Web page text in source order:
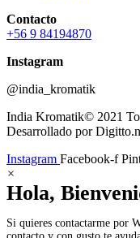
Contacto
+56 9 84194870
Instagram
@india_kromatik
India Kromatik© 2021
Desarrollado por
Instagram Facebook-f
×
Hola,
Si quieres contactarme por